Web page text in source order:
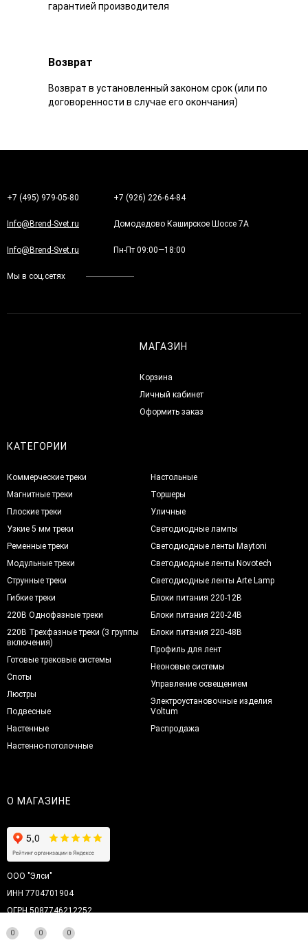
гарантией производителя
Возврат
Возврат в установленный законом срок (или по
договоренности в случае его окончания)
+7 (495) 979-05-80 +7 (926) 226-64-84
Info@Brend-Svet.ru Домодедово Каширское Шоссе 7А
Info@Brend-Svet.ru Пн-Пт 09:00—18:00
Мы в соц.сетях
МАГАЗИН
Корзина
Личный кабинет
Оформить заказ
КАТЕГОРИИ
Коммерческие треки
Магнитные треки
Плоские треки
Узкие 5 мм треки
Ременные треки
Модульные треки
Струнные треки
Гибкие треки
220В Однофазные треки
220В Трехфазные треки (3 группы
включения)
Готовые трековые системы
Споты
Люстры
Подвесные
Настенные
Настенно-потолочные
Настольные
Торшеры
Уличные
Светодиодные лампы
Светодиодные ленты Maytoni
Светодиодные ленты Novotech
Светодиодные ленты Arte Lamp
Блоки питания 220-12В
Блоки питания 220-24В
Блоки питания 220-48В
Профиль для лент
Неоновые системы
Управление освещением
Электроустановочные изделия
Voltum
Распродажа
О МАГАЗИНЕ
ООО "Элси"
ИНН 7704701904
ОГРН 5087746212252
Юр. адрес: Зубовский бульвар 13 стр1
0 0 0